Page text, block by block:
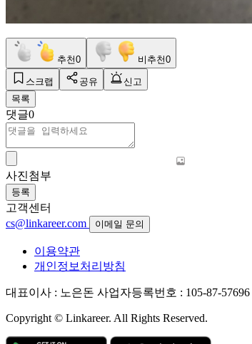
추천0 비추천0
스크랩 공유
신고
목록
댓글0
사진첨부
등록
고객센터
cs@linkareer.com
이메일 문의
이용약관
개인정보처리방침
대표이사 : 노은돈 사업자등록번호 : 105-87-57696
Copyright © Linkareer. All Rights Reserved.